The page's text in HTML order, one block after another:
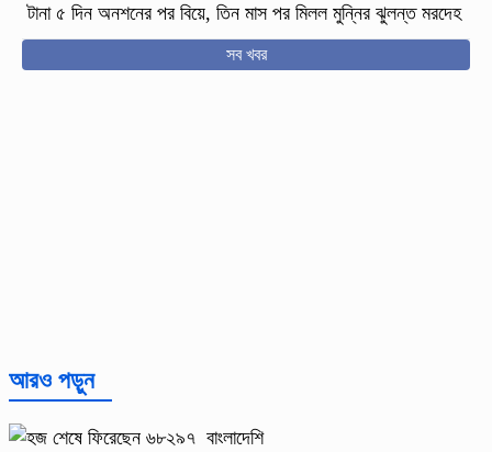
টানা ৫ দিন অনশনের পর বিয়ে, তিন মাস পর মিলল মুন্নির ঝুলন্ত মরদেহ
সব খবর
আরও পড়ুন